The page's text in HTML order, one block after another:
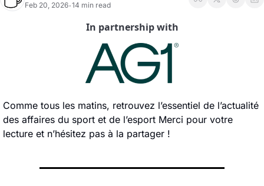
Feb 20, 2026•14 min read
In partnership with
Comme tous les matins, retrouvez l’essentiel de l’actualité
des affaires du sport et de l’esport Merci pour votre
lecture et n’hésitez pas à la partager !